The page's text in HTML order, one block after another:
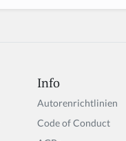
Info
Autorenrichtlinien
Code of Conduct